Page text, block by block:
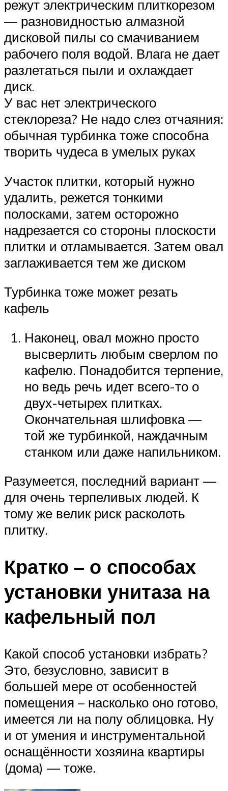
режут электрическим плиткорезом
— разновидностью алмазной
дисковой пилы со смачиванием
рабочего поля водой. Влага не дает
разлетаться пыли и охлаждает
диск.
У вас нет электрического
стеклореза? Не надо слез отчаяния:
обычная турбинка тоже способна
творить чудеса в умелых руках
Участок плитки, который нужно
удалить, режется тонкими
полосками, затем осторожно
надрезается со стороны плоскости
плитки и отламывается. Затем овал
заглаживается тем же диском
Турбинка тоже может резать
кафель
Наконец, овал можно просто
высверлить любым сверлом по
кафелю. Понадобится терпение,
но ведь речь идет всего-то о
двух-четырех плитках.
Окончательная шлифовка —
той же турбинкой, наждачным
станком или даже напильником.
Разумеется, последний вариант —
для очень терпеливых людей. К
тому же велик риск расколоть
плитку.
Кратко – о способах
установки унитаза на
кафельный пол
Какой способ установки избрать?
Это, безусловно, зависит в
большей мере от особенностей
помещения – насколько оно готово,
имеется ли на полу облицовка. Ну
и от умения и инструментальной
оснащённости хозяина квартиры
(дома) — тоже.